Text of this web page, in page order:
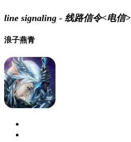
line signaling - 线路信令<电信>
浪子燕青